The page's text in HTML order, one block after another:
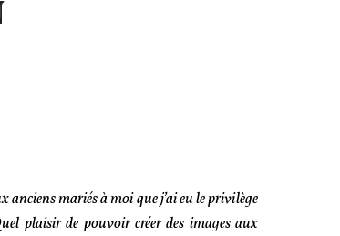
mariés à moi que j’ai eu le privilège
plaisir de pouvoir créer des images aux